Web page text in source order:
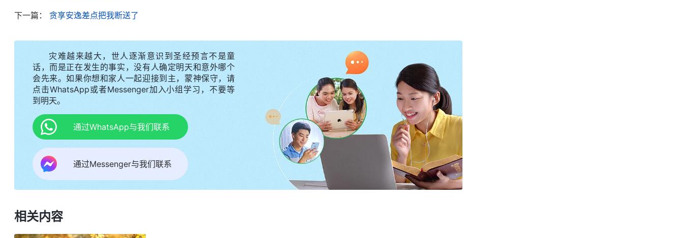
决，我就把这个问题放在一边了。但我心里并不踏实，其实不是一点儿办法没有，付点代价还是能解决的。组
难关，解决弟兄姊妹的问题吗？可我却见难就躲，没有一点责任心。我心里有些受责备，就向神祷告：“神
啊，面对工作中的难处，我总是不想下功夫，总是考虑自己的肉体利益，我知道这样不合你的心意，愿你带领
我反省认识自己，扭转不对的情形。”
灵修时，我就总琢磨，为什么我尽本分总是体贴肉体，不能付代价作实际工作呢？一天，我看到两段神的
话。全能神 说：“撒但的毒素是什么？应该怎么表达？比如，你若问‘人该怎么活着？人该为什么活着？’人都会
回答说‘人不为己，天诛地灭’，这一句话就把问题的根源说出来了。撒但的哲学、逻辑已成为人的生命了，人
无论追求什么其实都是为自己，所以人都是为自己活着。‘人不为己，天诛地灭’，这就是人的生命哲学，也代
表人的本性。这句话已经成为败坏人类的本性了，就是败坏人类撒但本性的真实写照，撒但的本性已完全成为
败坏人类生存的根基，几千年来败坏人类就是凭着撒但的这个毒素活到现在的。”《话・卷三 末世基督座谈纪
断送性命的时候。肉体是属于撒但的，它里面总有奢侈的欲望，总想为自己，总愿享福，贪享安逸，不着急不
下一篇： 贪享安逸差点把我断送了
灾难越来越大，世人逐渐意识到圣经预言不是童
话，而是正在发生的事实，没有人确定明天和意外哪个
会先来。如果你想和家人一起迎接到主，蒙神保守，请
点击WhatsApp或者Messenger加入小组学习，不要等
到明天。
通过WhatsApp与我们联系
通过Messenger与我们联系
相关内容